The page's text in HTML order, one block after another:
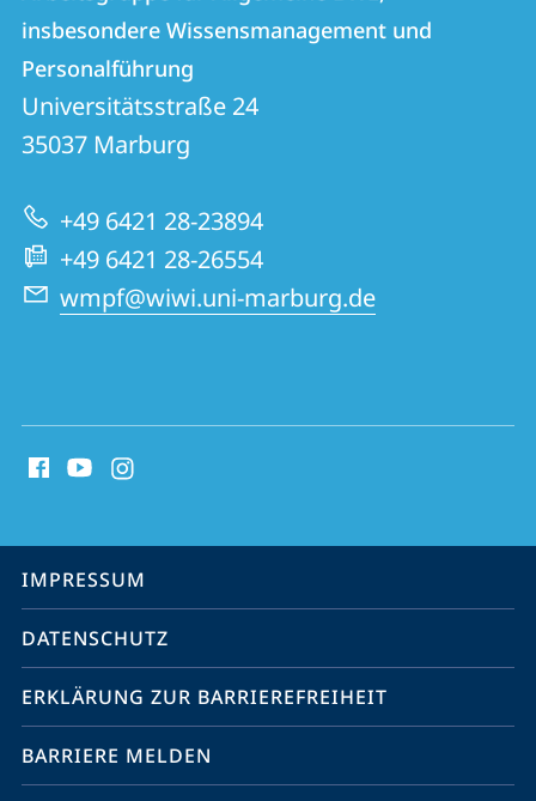
und
Informationen
zur
Website
Arbeitsgruppe
für
Allgemeine
BWL,
insbesondere
Wissensmanagement
und
Personalführung
insbesondere Wissensmanagement und
Personalführung
Universitätsstraße 24
35037 Marburg
+49 6421 28-23894
+49 6421 28-26554
wmpf@wiwi.uni-marburg.de
Media
Service-
Navigation
IMPRESSUM
DATENSCHUTZ
ERKLÄRUNG ZUR BARRIEREFREIHEIT
BARRIERE MELDEN